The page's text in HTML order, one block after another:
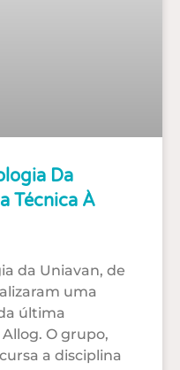
Da
Técnica À
da Uniavan, de
uma
última
O grupo,
a disciplina